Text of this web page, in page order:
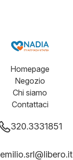
Homepage
Negozio
Chi siamo
Contattaci
320.3331851
emilio.srl@libero.it